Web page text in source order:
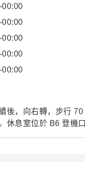
00:00
00:00
00:00
00:00
00:00
後，向右轉，步行
休息室位於 B6 登機口